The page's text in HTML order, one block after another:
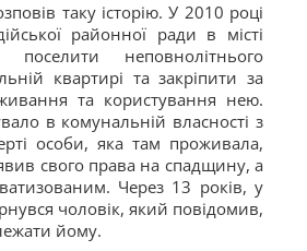
таку історію. У 2010 році
районної ради в місті
неповнолітнього
квартирі та закріпити за
та користування нею.
в комунальній власності з
особи, яка там проживала,
свого права на спадщину, а
Через 13 років, у
чоловік, який повідомив,
йому.